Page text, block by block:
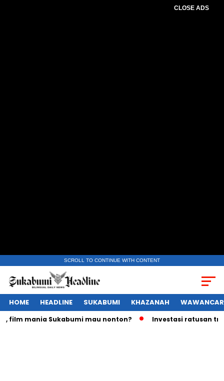
CLOSE ADS
SCROLL TO CONTINUE WITH CONTENT
HOME HEADLINE SUKABUMI KHAZANAH
Sukabumi mau nonton? Investasi ratusan triliun